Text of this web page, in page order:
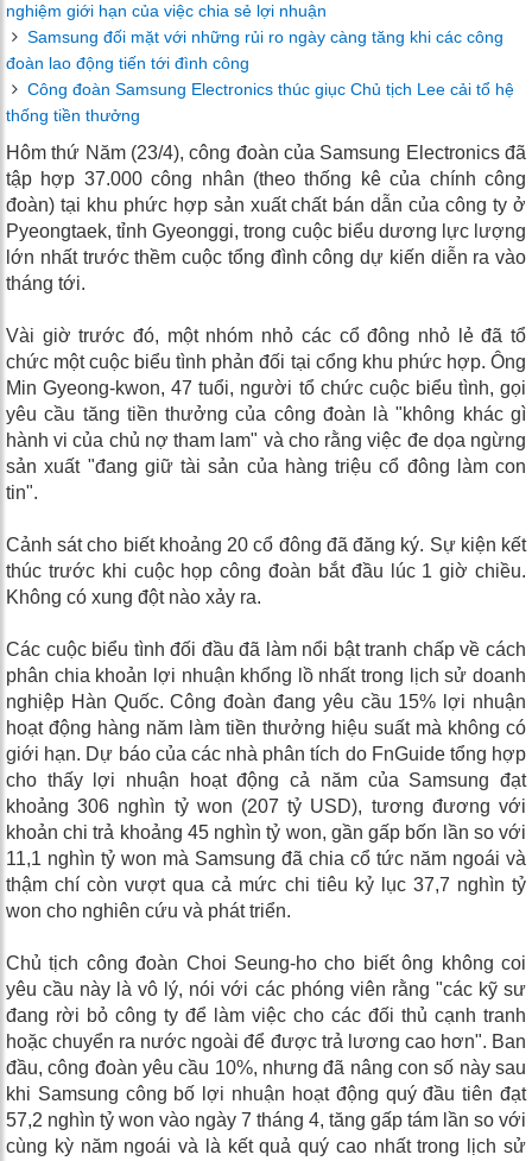
nghiệm giới hạn của việc chia sẻ lợi nhuận
Samsung đối mặt với những rủi ro ngày càng tăng khi các công
đoàn lao động tiến tới đình công
Công đoàn Samsung Electronics thúc giục Chủ tịch Lee cải tổ hệ
thống tiền thưởng
Hôm thứ Năm (23/4), công đoàn của Samsung Electronics đã
tập hợp 37.000 công nhân (theo thống kê của chính công
đoàn) tại khu phức hợp sản xuất chất bán dẫn của công ty ở
Pyeongtaek, tỉnh Gyeonggi, trong cuộc biểu dương lực lượng
lớn nhất trước thềm cuộc tổng đình công dự kiến ​​diễn ra vào
tháng tới.
Vài giờ trước đó, một nhóm nhỏ các cổ đông nhỏ lẻ đã tổ
chức một cuộc biểu tình phản đối tại cổng khu phức hợp. Ông
Min Gyeong-kwon, 47 tuổi, người tổ chức cuộc biểu tình, gọi
yêu cầu tăng tiền thưởng của công đoàn là "không khác gì
hành vi của chủ nợ tham lam" và cho rằng việc đe dọa ngừng
sản xuất "đang giữ tài sản của hàng triệu cổ đông làm con
tin".
Cảnh sát cho biết khoảng 20 cổ đông đã đăng ký. Sự kiện kết
thúc trước khi cuộc họp công đoàn bắt đầu lúc 1 giờ chiều.
Không có xung đột nào xảy ra.
Các cuộc biểu tình đối đầu đã làm nổi bật tranh chấp về cách
phân chia khoản lợi nhuận khổng lồ nhất trong lịch sử doanh
nghiệp Hàn Quốc. Công đoàn đang yêu cầu 15% lợi nhuận
hoạt động hàng năm làm tiền thưởng hiệu suất mà không có
giới hạn. Dự báo của các nhà phân tích do FnGuide tổng hợp
cho thấy lợi nhuận hoạt động cả năm của Samsung đạt
khoảng 306 nghìn tỷ won (207 tỷ USD), tương đương với
khoản chi trả khoảng 45 nghìn tỷ won, gần gấp bốn lần so với
11,1 nghìn tỷ won mà Samsung đã chia cổ tức năm ngoái và
thậm chí còn vượt qua cả mức chi tiêu kỷ lục 37,7 nghìn tỷ
won cho nghiên cứu và phát triển.
Chủ tịch công đoàn Choi Seung-ho cho biết ông không coi
yêu cầu này là vô lý, nói với các phóng viên rằng "các kỹ sư
đang rời bỏ công ty để làm việc cho các đối thủ cạnh tranh
hoặc chuyển ra nước ngoài để được trả lương cao hơn". Ban
đầu, công đoàn yêu cầu 10%, nhưng đã nâng con số này sau
khi Samsung công bố lợi nhuận hoạt động quý đầu tiên đạt
57,2 nghìn tỷ won vào ngày 7 tháng 4, tăng gấp tám lần so với
cùng kỳ năm ngoái và là kết quả quý cao nhất trong lịch sử